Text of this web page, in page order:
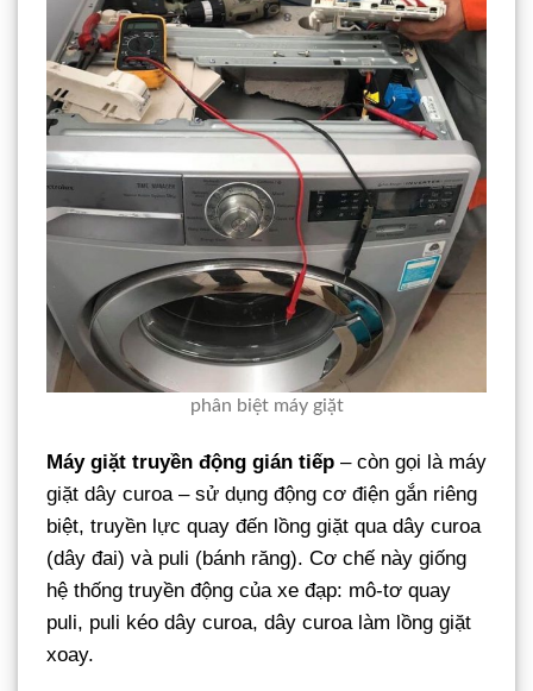
phân biệt máy giặt
Máy giặt truyền động gián tiếp – còn gọi là máy
giặt dây curoa – sử dụng động cơ điện gắn riêng
biệt, truyền lực quay đến lồng giặt qua dây curoa
(dây đai) và puli (bánh răng). Cơ chế này giống
hệ thống truyền động của xe đạp: mô-tơ quay
puli, puli kéo dây curoa, dây curoa làm lồng giặt
xoay.